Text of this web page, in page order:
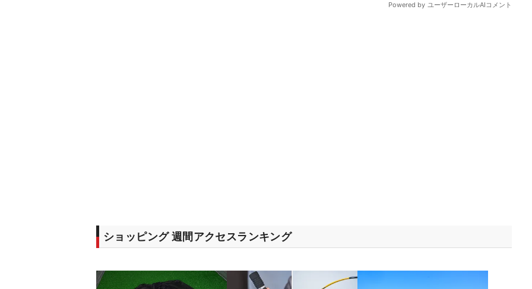
ショッピング 週間アクセスランキング